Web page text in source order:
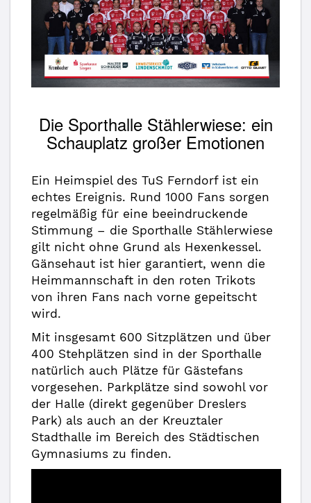
Die Sporthalle Stählerwiese: ein
Schauplatz großer Emotionen
Ein Heimspiel des TuS Ferndorf ist ein
echtes Ereignis. Rund 1000 Fans sorgen
regelmäßig für eine beeindruckende
Stimmung – die Sporthalle Stählerwiese
gilt nicht ohne Grund als Hexenkessel.
Gänsehaut ist hier garantiert, wenn die
Heimmannschaft in den roten Trikots
von ihren Fans nach vorne gepeitscht
wird.
Mit insgesamt 600 Sitzplätzen und über
400 Stehplätzen sind in der Sporthalle
natürlich auch Plätze für Gästefans
vorgesehen. Parkplätze sind sowohl vor
der Halle (direkt gegenüber Dreslers
Park) als auch an der Kreuztaler
Stadthalle im Bereich des Städtischen
Gymnasiums zu finden.